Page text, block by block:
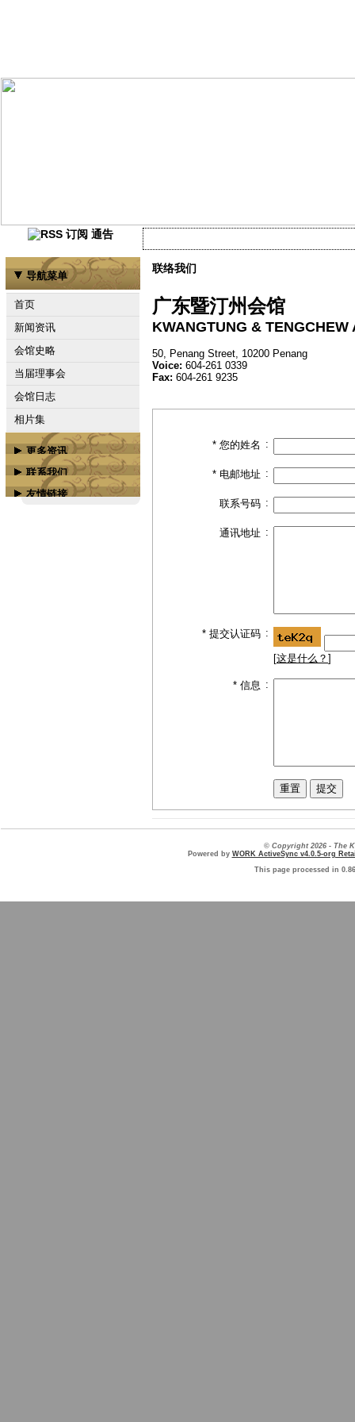
通告
导航菜单
首页
新闻资讯
会馆史略
当届理事会
会馆日志
相片集
更多资讯
属下会馆
联系我们
友情链接
联络我们
广东暨汀州会馆
KWANGTUNG & TENGCHEW
50, Penang Street, 10200 Penang
Voice: 604-261 0339
Fax: 604-261 9235
* 您的姓名 :
* 电邮地址 :
联系号码 :
通讯地址 :
* 提交认证码 :
[这是什么？ ]
* 信息 :
© Copyright 2026 - The
Powered by WORK ActiveSync v4.0.5-org
This page processed in